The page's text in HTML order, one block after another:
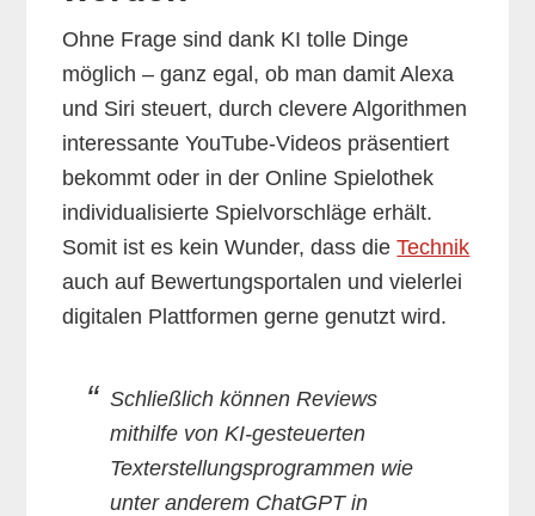
Ohne Frage sind dank KI tolle Dinge
möglich – ganz egal, ob man damit Alexa
und Siri steuert, durch clevere Algorithmen
interessante YouTube-Videos präsentiert
bekommt oder in der Online Spielothek
individualisierte Spielvorschläge erhält.
Somit ist es kein Wunder, dass dieTechnik
auch auf Bewertungsportalen und vielerlei
digitalen Plattformen gerne genutzt wird.
Schließlich können Reviews
mithilfe von KI-gesteuerten
Texterstellungsprogrammen wie
unter anderem ChatGPT in